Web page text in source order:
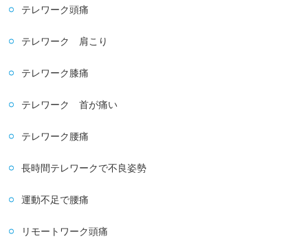
テレワーク頭痛
テレワーク 肩こり
テレワーク膝痛
テレワーク 首が痛い
テレワーク腰痛
長時間テレワークで不良姿勢
運動不足で腰痛
リモートワーク頭痛